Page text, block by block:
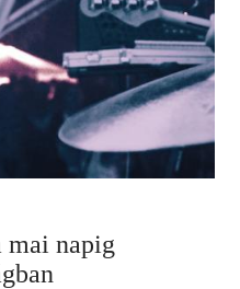
mai napig